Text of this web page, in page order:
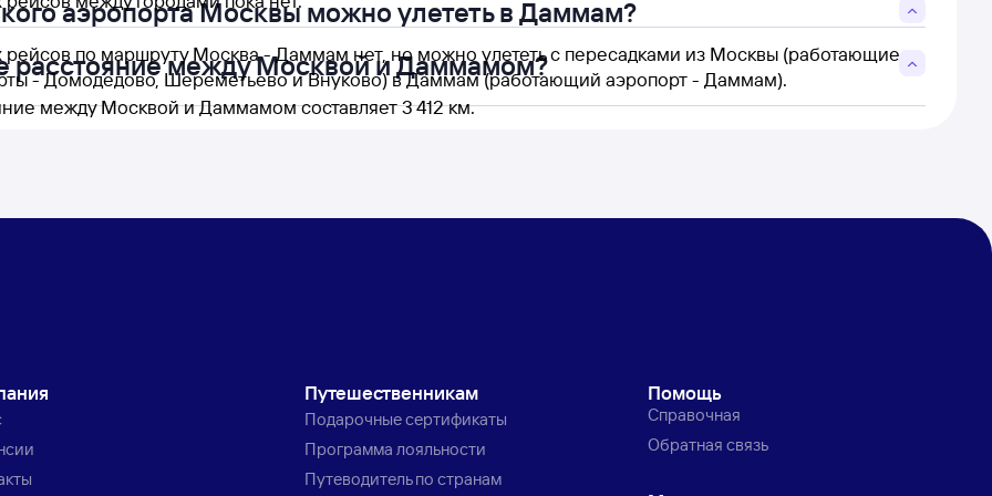
аэропорта Москвы можно улететь в Даммам?
по маршруту Москва - Даммам нет, но можно улететь с пересадками из Москвы (работающие
- Домодедово, Шереметьево и Внуково) в Даммам (работающий аэропорт - Даммам).
расстояние между Москвой и Даммамом?
между Москвой и Даммамом составляет 3 412 км.
Путешественникам
Подарочные сертификаты
Программа лояльности
Путеводитель по странам
Помощь
Справочная
Обратная связь